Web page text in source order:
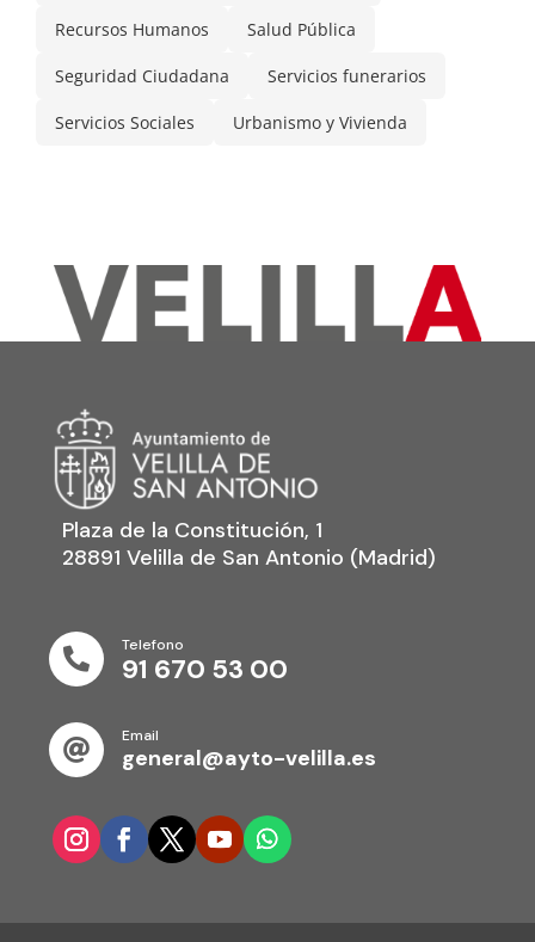
Recursos Humanos Salud Pública
Seguridad Ciudadana Servicios funerarios
Servicios Sociales Urbanismo y Vivienda
Plaza de la Constitución, 1
28891 Velilla de San Antonio (Madrid)

Telefono
91 670 53 00

Email
general@ayto-velilla.es